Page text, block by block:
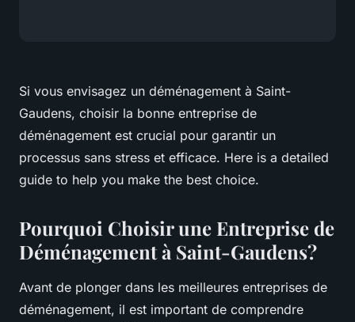
Si vous envisagez un déménagement à Saint-
Gaudens, choisir la bonne entreprise de
déménagement est crucial pour garantir un
processus sans stress et efficace. Here is a detailed
guide to help you make the best choice.
Pourquoi Choisir une Entreprise de
Déménagement à Saint-Gaudens?
Avant de plonger dans les meilleures entreprises de
déménagement, il est important de comprendre